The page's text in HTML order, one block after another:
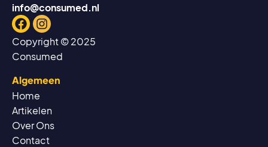
info@consumed.nl
Facebook
Instagram
Copyright © 2025
Consumed
Algemeen
Home
Artikelen
Over Ons
Contact